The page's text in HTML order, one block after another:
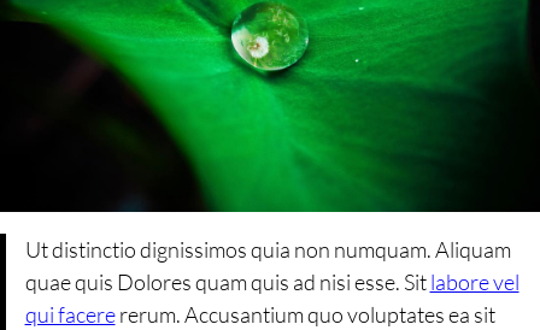
Ut distinctio dignissimos quia non numquam. Aliquam
quae quis Dolores quam quis ad nisi esse. Sitlabore vel
qui facerererum. Accusantium quo voluptates ea sit